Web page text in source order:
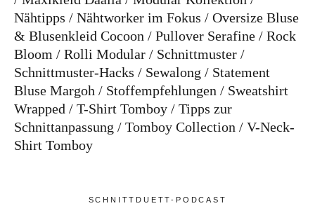
Nähtipps
Nähtworker im Fokus
Oversize Bluse
& Blusenkleid Cocoon
Pullover Serafine
Rock
Bloom
Rolli Modular
Schnittmuster
Schnittmuster-Hacks
Sewalong
Statement
Bluse Margoh
Stoffempfehlungen
Sweatshirt
Wrapped
T-Shirt Tomboy
Tipps zur
Schnittanpassung
Tomboy Collection
V-Neck-
Shirt Tomboy
SCHNITTDUETT-PODCAST